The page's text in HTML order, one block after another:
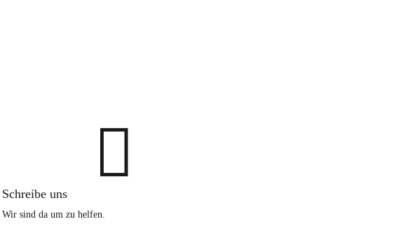

Schreibe uns
Wir sind da um zu helfen.